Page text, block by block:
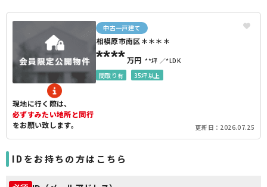
現地に行く際は、
必ずすみたい地所と同行
をお願い致します。
中古一戸建て
相模原市南区＊＊＊＊
****万円 **坪
*LDK
間取り有
35坪以上
更新日：2026.07.25
IDをお持ちの方はこちら